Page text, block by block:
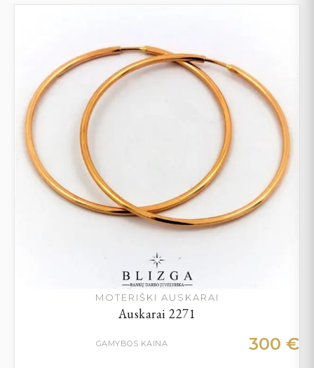
MOTERIŠKI AUSKARAI
Auskarai 2271
GAMYBOS KAINA 300 €